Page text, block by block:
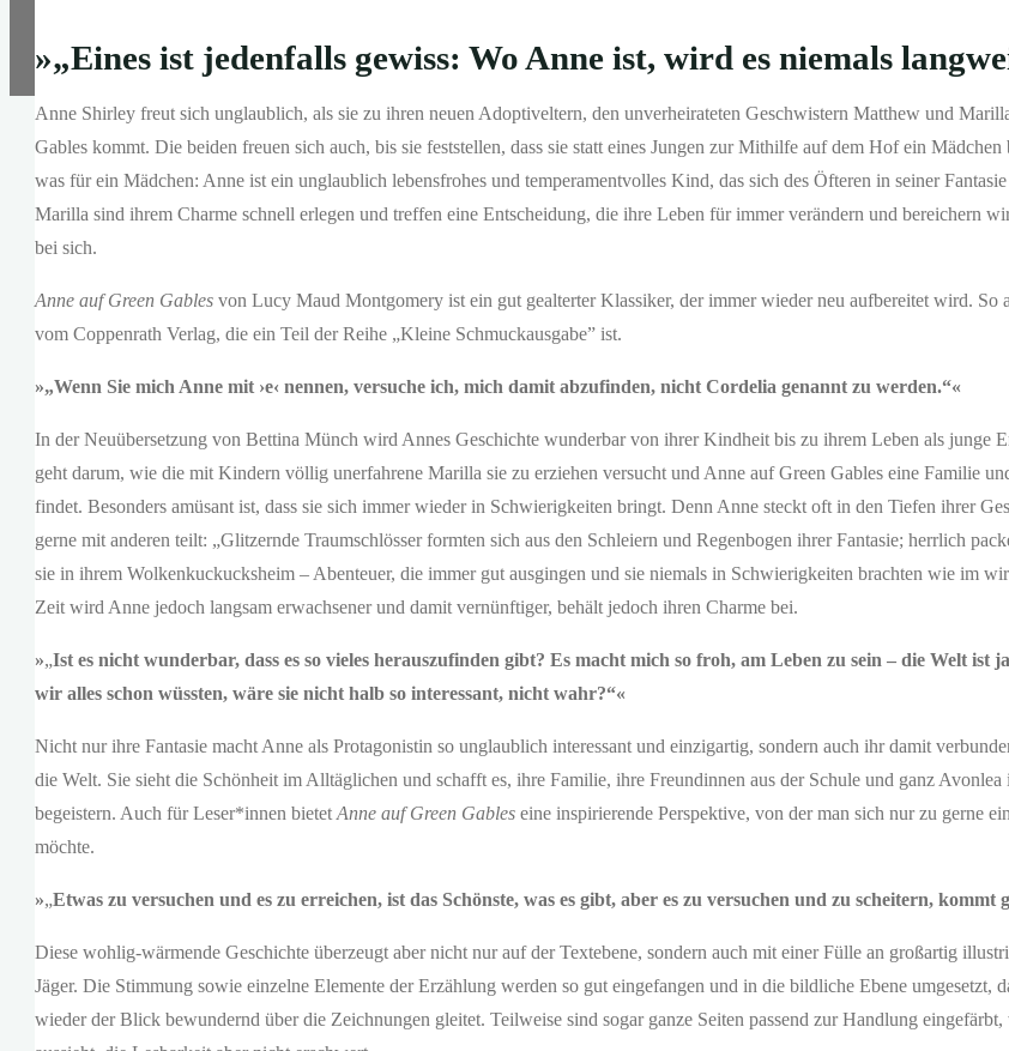
»„Eines ist jedenfalls gewiss: Wo Anne ist, wird es niemals
Anne Shirley freut sich unglaublich, als sie zu ihren neuen Adoptiveltern, den unverheirateten Geschwistern Matthew und
Gables kommt. Die beiden freuen sich auch, bis sie feststellen, dass sie statt eines Jungen zur Mithilfe auf dem Hof ein
was für ein Mädchen: Anne ist ein unglaublich lebensfrohes und temperamentvolles Kind, das sich des Öfteren in seiner
Marilla sind ihrem Charme schnell erlegen und treffen eine Entscheidung, die ihre Leben für immer verändern und bereichern
bei sich.
Anne auf Green Gables von Lucy Maud Montgomery ist ein gut gealterter Klassiker, der immer wieder neu aufbereitet wird. So
vom Coppenrath Verlag, die ein Teil der Reihe „Kleine Schmuckausgabe” ist.
»„Wenn Sie mich Anne mit ›e‹ nennen, versuche ich, mich damit abzufinden, nicht Cordelia genannt zu werden.“«
In der Neuübersetzung von Bettina Münch wird Annes Geschichte wunderbar von ihrer Kindheit bis zu ihrem Leben als junge
geht darum, wie die mit Kindern völlig unerfahrene Marilla sie zu erziehen versucht und Anne auf Green Gables eine Familie
findet. Besonders amüsant ist, dass sie sich immer wieder in Schwierigkeiten bringt. Denn Anne steckt oft in den Tiefen ihrer
gerne mit anderen teilt: „Glitzernde Traumschlösser formten sich aus den Schleiern und Regenbogen ihrer Fantasie; herrlich
sie in ihrem Wolkenkuckucksheim – Abenteuer, die immer gut ausgingen und sie niemals in Schwierigkeiten brachten wie im
Zeit wird Anne jedoch langsam erwachsener und damit vernünftiger, behält jedoch ihren Charme bei.
»„Ist es nicht wunderbar, dass es so vieles herauszufinden gibt? Es macht mich so froh, am Leben zu sein – die Welt ist
wir alles schon wüssten, wäre sie nicht halb so interessant, nicht wahr?“«
Nicht nur ihre Fantasie macht Anne als Protagonistin so unglaublich interessant und einzigartig, sondern auch ihr damit
die Welt. Sie sieht die Schönheit im Alltäglichen und schafft es, ihre Familie, ihre Freundinnen aus der Schule und ganz
begeistern. Auch für Leser*innen bietet Anne auf Green Gables eine inspirierende Perspektive, von der man sich nur zu gerne
möchte.
»„Etwas zu versuchen und es zu erreichen, ist das Schönste, was es gibt, aber es zu versuchen und zu scheitern, kommt
Diese wohlig-wärmende Geschichte überzeugt aber nicht nur auf der Textebene, sondern auch mit einer Fülle an großartig
Jäger. Die Stimmung sowie einzelne Elemente der Erzählung werden so gut eingefangen und in die bildliche Ebene umgesetzt,
wieder der Blick bewundernd über die Zeichnungen gleitet. Teilweise sind sogar ganze Seiten passend zur Handlung